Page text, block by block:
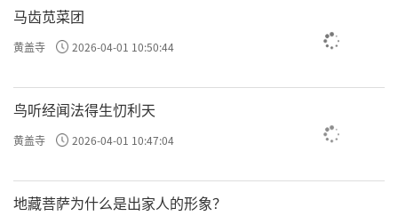
马齿苋菜团
黄盖寺 2026-04-01 10:50:44
鸟听经闻法得生忉利天
黄盖寺 2026-04-01 10:47:04
地藏菩萨为什么是出家人的形象？